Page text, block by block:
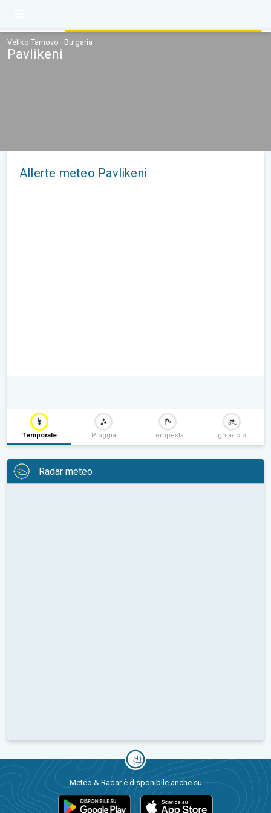
Veliko Tarnovo · Bulgaria
Pavlikeni
Allerte meteo Pavlikeni
Temporale Pioggia Tempesta ghiaccio
Radar meteo
Meteo & Radar è disponibile anche su